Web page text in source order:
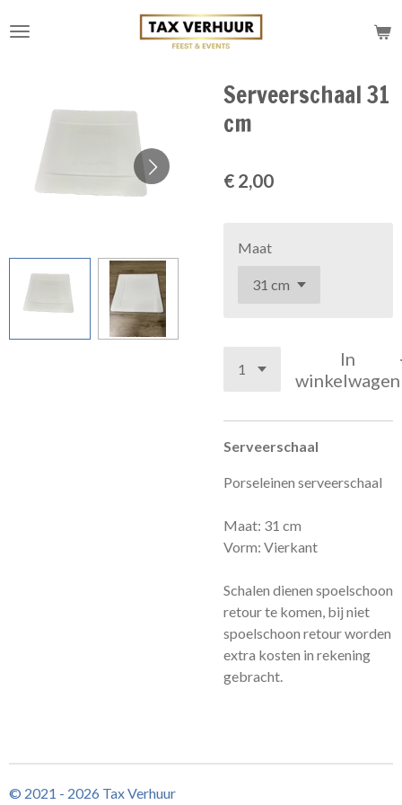
direct
Serveerschaal 31
cm
€ 2,00
Maat
In
winkelwagen
Serveerschaal
Porseleinen serveerschaal
Maat: 31 cm
Vorm: Vierkant
Schalen dienen spoelschoon
retour te komen, bij niet
spoelschoon retour worden
extra kosten in rekening
gebracht.
© 2021 - 2026 Tax Verhuur